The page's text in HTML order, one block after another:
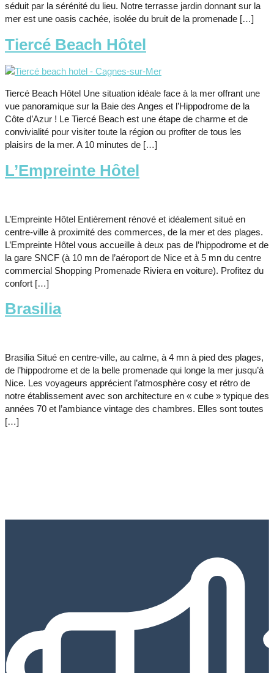
séduit par la sérénité du lieu. Notre terrasse jardin donnant sur la
mer est une oasis cachée, isolée du bruit de la promenade […]
Tiercé Beach Hôtel
Tiercé Beach Hôtel Une situation idéale face à la mer offrant une
vue panoramique sur la Baie des Anges et l’Hippodrome de la
Côte d’Azur ! Le Tiercé Beach est une étape de charme et de
convivialité pour visiter toute la région ou profiter de tous les
plaisirs de la mer. A 10 minutes de […]
L’Empreinte Hôtel
L’Empreinte Hôtel Entièrement rénové et idéalement situé en
centre-ville à proximité des commerces, de la mer et des plages.
L’Empreinte Hôtel vous accueille à deux pas de l’hippodrome et de
la gare SNCF (à 10 mn de l’aéroport de Nice et à 5 mn du centre
commercial Shopping Promenade Riviera en voiture). Profitez du
confort […]
Brasilia
Brasilia Situé en centre-ville, au calme, à 4 mn à pied des plages,
de l’hippodrome et de la belle promenade qui longe la mer jusqu’à
Nice. Les voyageurs apprécient l’atmosphère cosy et rétro de
notre établissement avec son architecture en « cube » typique des
années 70 et l’ambiance vintage des chambres. Elles sont toutes
[…]